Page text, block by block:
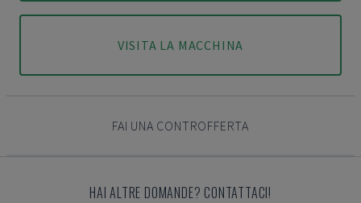
VISITA LA MACCHINA
FAI UNA CONTROFFERTA
HAI ALTRE DOMANDE? CONTATTACI!